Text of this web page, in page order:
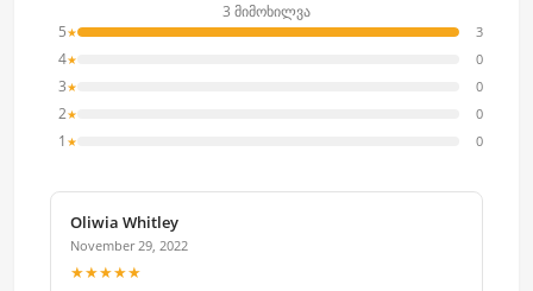
3 მიმოხილვა
5★ 3
4★ 0
3★ 0
2★ 0
1 ★ 0
Oliwia Whitley
November 29, 2022
★★★★★